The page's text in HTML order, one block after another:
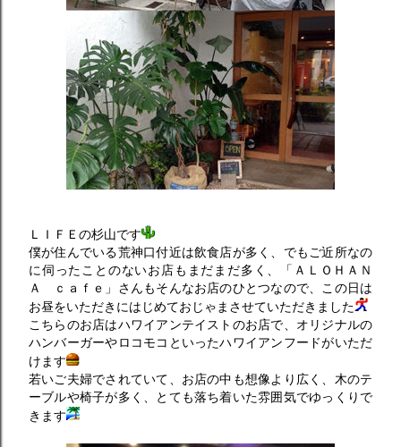
ＬＩＦＥの杉山です
僕が住んでいる荒神口付近は飲食店が多く、でもご近所なの
に伺ったことのないお店もまだまだ多く、「ＡＬＯＨＡＮ
Ａ ｃａｆｅ」さんもそんなお店のひとつなので、この日は
お昼をいただきにはじめておじゃまさせていただきました
こちらのお店はハワイアンテイストのお店で、オリジナルの
ハンバーガーやロコモコといったハワイアンフードがいただ
けます
若いご夫婦でされていて、お店の中も想像より広く、木のテ
ーブルや椅子が多く、とても落ち着いた雰囲気でゆっくりで
きます